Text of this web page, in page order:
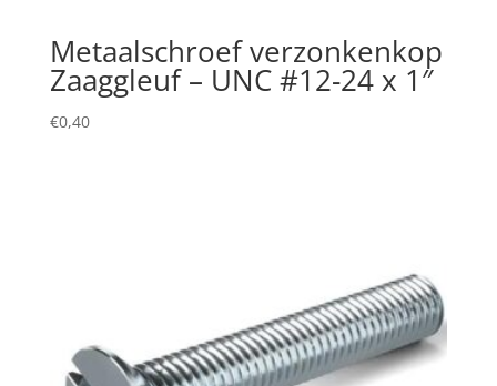
Metaalschroef verzonkenkop
Zaaggleuf – UNC #12-24 x 1″
€0,40